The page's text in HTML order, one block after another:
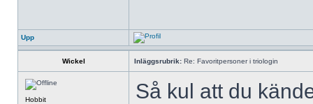
Upp
Wickel Inläggsrubrik: Re: Favoritpersoner i triologin
Hobbit Så kul att du